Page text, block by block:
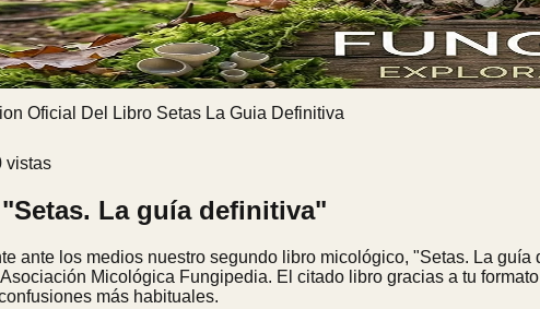
Oficial Del Libro Setas La Guia Definitiva
vistas
La guía definitiva"
ante los medios nuestro segundo libro micológico, "Setas. La guía
Micológica Fungipedia. El citado libro gracias a tu
más habituales.